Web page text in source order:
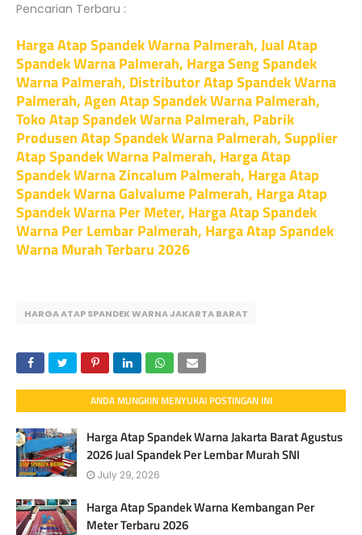
Pencarian Terbaru :
Harga Atap Spandek Warna Palmerah, Jual Atap
Spandek Warna Palmerah, Harga Seng Spandek
Warna Palmerah, Distributor Atap Spandek Warna
Palmerah, Agen Atap Spandek Warna Palmerah,
Toko Atap Spandek Warna Palmerah, Pabrik
Produsen Atap Spandek Warna Palmerah, Supplier
Atap Spandek Warna Palmerah, Harga Atap
Spandek Warna Zincalum Palmerah, Harga Atap
Spandek Warna Galvalume Palmerah, Harga Atap
Spandek Warna Per Meter, Harga Atap Spandek
Warna Per Lembar Palmerah, Harga Atap Spandek
Warna Murah Terbaru 2026
HARGA ATAP SPANDEK WARNA JAKARTA BARAT
ANDA MUNGKIN MENYUKAI POSTINGAN INI
Harga Atap Spandek Warna Jakarta Barat Agustus
2026 Jual Spandek Per Lembar Murah SNI
July 29, 2026
Harga Atap Spandek Warna Kembangan Per
Meter Terbaru 2026